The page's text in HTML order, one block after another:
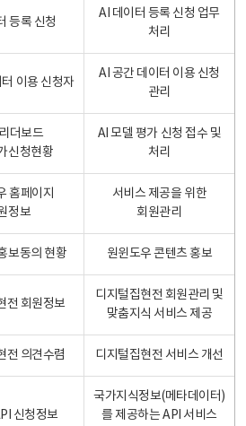
등록 신청
AI 데이터 등록 신청 업무
처리
이용 신청자
AI 공간 데이터 이용 신청
관리
더보드
신청현황
AI 모델 평가 신청 접수 및
처리
홈페이지
정보
서비스 제공을 위한
회원관리
보동의 현황 원윈도우 콘텐츠 홍보
전 회원정보
디지털집현전 회원관리 및
맞춤지식 서비스 제공
전 의견수렴 디지털집현전 서비스 개선
신청정보
국가지식정보(메타데이터)
를 제공하는 API 서비스